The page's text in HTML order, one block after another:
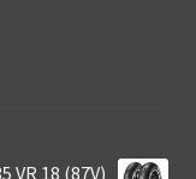
VR 18 (87V)